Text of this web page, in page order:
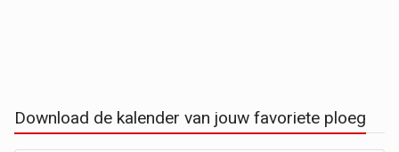
Download de kalender van jouw favoriete ploeg